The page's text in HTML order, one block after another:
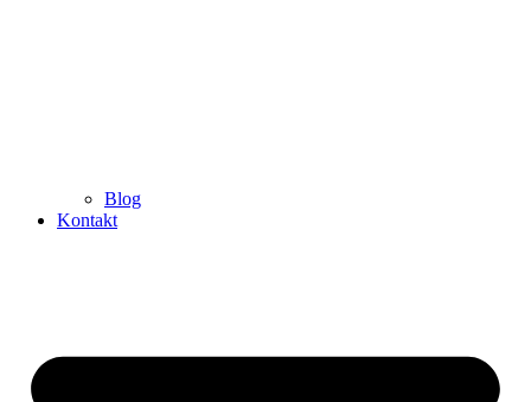
Blog
Kontakt